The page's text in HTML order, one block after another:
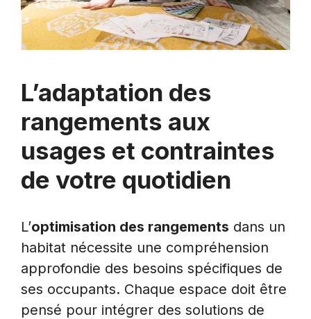
L’adaptation des
rangements aux
usages et contraintes
de votre quotidien
L’optimisation des rangements dans un
habitat nécessite une compréhension
approfondie des besoins spécifiques de
ses occupants. Chaque espace doit être
pensé pour intégrer des solutions de